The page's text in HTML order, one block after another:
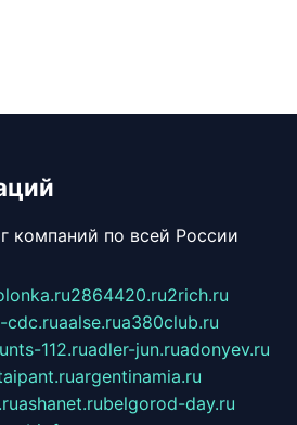
компаний по всей России
2864420.ru2rich.ru
cdc.ruaalse.rua380club.ru
112.ruadler-jun.ruadonyev.ru
argentinamia.ru
ashanet.rubelgorod-day.ru